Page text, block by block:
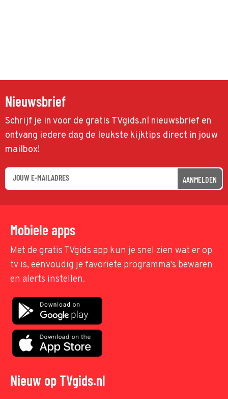
Nieuwsbrief
Schrijf je in voor de gratis TVgids.nl nieuwsbrief en
ontvang iedere dag de leukste kijktips direct in jouw
mailbox!
AANMELDEN
Mobiele apps
Met de gratis TVgids app kun je snel zien wat er op
tv is, eenvoudig je favoriete programma's bewaren
en alerts instellen.
Nieuw op TVgids.nl